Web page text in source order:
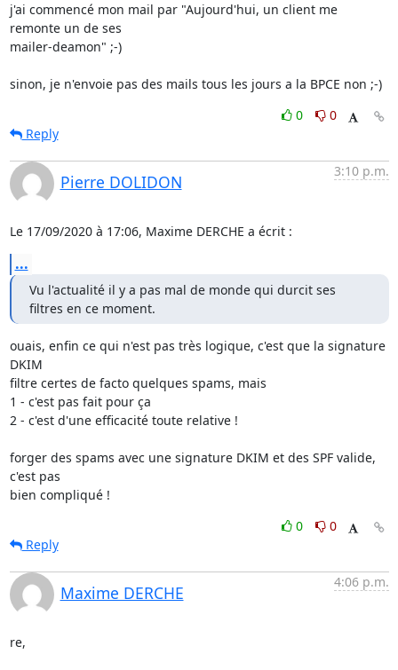
j'ai commencé mon mail par "Aujourd'hui, un client me
remonte un de ses
mailer-deamon" ;-)
sinon, je n'envoie pas des mails tous les jours a la BPCE non ;-)
0
0
Reply
Pierre DOLIDON
3:10 p.m.
Le 17/09/2020 à 17:06, Maxime DERCHE a écrit :
...
Vu l'actualité il y a pas mal de monde qui durcit ses
filtres en ce moment.
ouais, enfin ce qui n'est pas très logique, c'est que la signature
DKIM
filtre certes de facto quelques spams, mais
1 - c'est pas fait pour ça
2 - c'est d'une efficacité toute relative !
forger des spams avec une signature DKIM et des SPF valide,
c'est pas
bien compliqué !
0
0
Reply
Maxime DERCHE
4:06 p.m.
re,